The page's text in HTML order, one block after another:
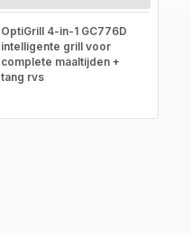
OptiGrill 4-in-1 GC776D
intelligente grill voor
complete maaltijden +
tang rvs